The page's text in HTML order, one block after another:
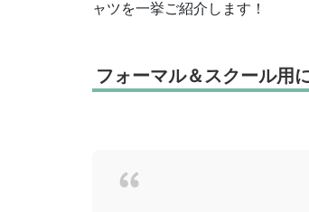
ャツを一挙ご紹介します！
フォーマル＆スクール用